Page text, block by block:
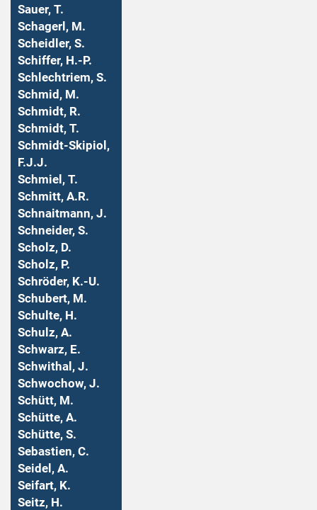
Sauer, T.
Schagerl, M.
Scheidler, S.
Schiffer, H.-P.
Schlechtriem, S.
Schmid, M.
Schmidt, R.
Schmidt, T.
Schmidt-Skipiol,
F.J.J.
Schmiel, T.
Schmitt, A.R.
Schnaitmann, J.
Schneider, S.
Scholz, D.
Scholz, P.
Schröder, K.-U.
Schubert, M.
Schulte, H.
Schulz, A.
Schwarz, E.
Schwithal, J.
Schwochow, J.
Schütt, M.
Schütte, A.
Schütte, S.
Sebastien, C.
Seidel, A.
Seifart, K.
Seitz, H.